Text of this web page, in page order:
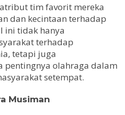
tim favorit mereka
dan kecintaan terhadap
ini tidak hanya
terhadap
tetapi juga
pentingnya olahraga dalam
setempat.
Musiman